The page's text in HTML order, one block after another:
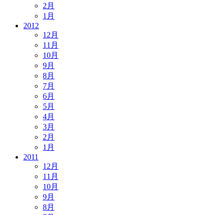
2月
1月
2012
12月
11月
10月
9月
8月
7月
6月
5月
4月
3月
2月
1月
2011
12月
11月
10月
9月
8月